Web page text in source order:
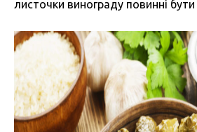
листочки винограду повинні